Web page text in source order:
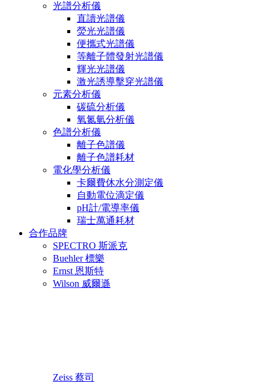
光譜分析儀
直讀光譜儀
熒光光譜儀
便攜式光譜儀
等離子體發射光譜儀
輝光光譜儀
激光誘導擊穿光譜儀
元素分析儀
碳硫分析儀
氧氮氫分析儀
色譜分析儀
離子色譜儀
離子色譜耗材
電化學分析儀
卡爾費休水分測定儀
自動電位滴定儀
pH計/電導率儀
瑞士萬通耗材
合作品牌
SPECTRO 斯派克
Buehler 標樂
Ernst 恩斯特
Wilson 威爾遜
Zeiss 蔡司